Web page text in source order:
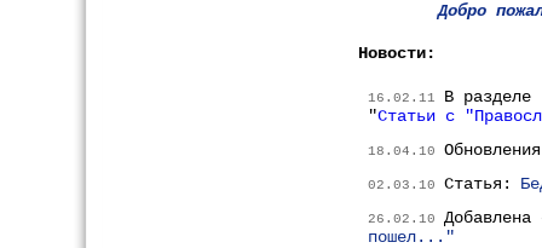
Добро
Новости:
16.02.11 В разделе
"Статьи с
18.04.10
02.03.10 Статья:
26.02.10 Добавлена
пошел..."